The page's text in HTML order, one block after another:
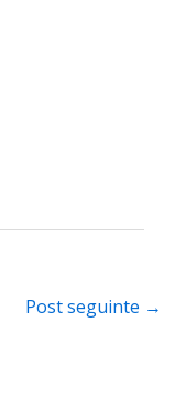
Post seguinte →